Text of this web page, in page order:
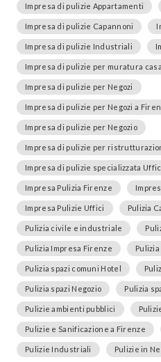
Impresa di pulizie Appartamenti
Impresa di pulizie Capannoni
Impresa di pulizie Industriali
Impresa di pulizie per muratura casa
Impresa di pulizie per Negozi
Impresa di pulizie per Negozi a
Impresa di pulizie per Negozio
Impresa di pulizie per
Impresa di pulizie specializzata
Impresa Pulizia Firenze
Impresa Pulizie Uffici Pulizia
Pulizia civile e industriale
Pulizia Impresa Firenze
Pulizia spazi comuni Hotel
Pulizia spazi Negozio Pulizia
Pulizie ambienti pubblici
Pulizie e Sanificazione a Firenze
Pulizie Industriali Pulizie in